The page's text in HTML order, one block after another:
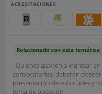
ACREDITACIONES
Relacionado con esta temática
. Quienes aspiren a ingresar
convocatorias, deberán
presentación de solicitudes y
toma de posesión...